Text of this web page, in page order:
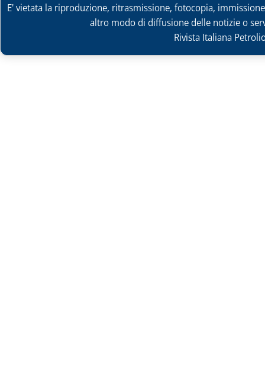
E' vietata la riproduzione, ritrasmissione, fotocopia,
altro modo di diffusione delle notizie o
Rivista Italiana